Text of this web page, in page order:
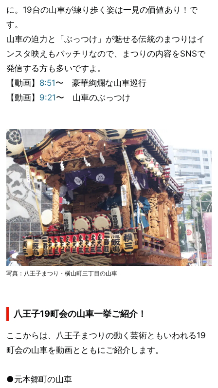
に。19台の山車が練り歩く姿は一見の価値あり！で
す。
山車の迫力と「ぶっつけ」が魅せる伝統のまつりはイ
ンスタ映えもバッチリなので、まつりの内容をSNSで
発信する方も多いですよ。
【動画】 8:51〜 豪華絢爛な山車巡行
【動画】 9:21〜 山車のぶっつけ
写真：八王子まつり・横山町三丁目の山車
八王子19町会の山車一挙ご紹介！
ここからは、八王子まつりの動く芸術ともいわれる19
町会の山車を動画とともにご紹介します。
●元本郷町の山車